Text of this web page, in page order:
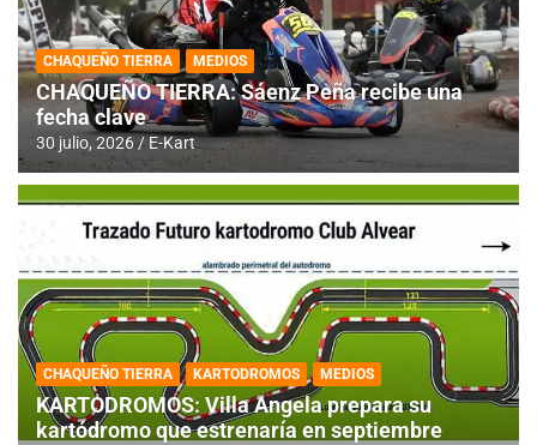
CHAQUEÑO TIERRA MEDIOS
CHAQUEÑO TIERRA: Sáenz Peña recibe una
fecha clave
30 julio, 2026 E-Kart
CHAQUEÑO TIERRA KARTODROMOS MEDIOS
KARTODROMOS: Villa Angela prepara su
kartódromo que estrenaría en septiembre